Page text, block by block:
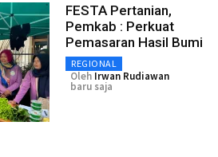
FESTA Pertanian,
Pemkab : Perkuat
Pemasaran Hasil Bumi
REGIONAL
Oleh Irwan Rudiawan
baru saja